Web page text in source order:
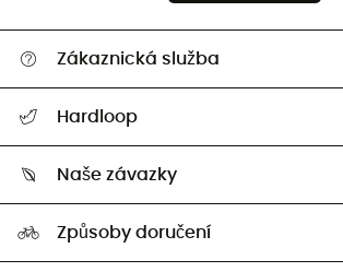
Zákaznická služba
Vrácení zboží a peněz
Hardloop
Naši Ambasadoři
Naše závazky
Způsoby doručení